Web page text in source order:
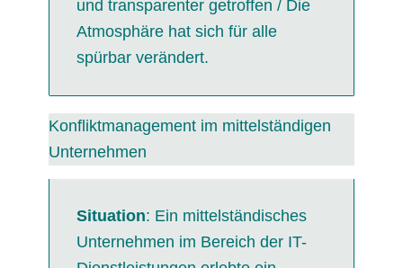
und transparenter getroffen / Die
Atmosphäre hat sich für alle
spürbar verändert.
Konfliktmanagement im mittelständigen
Unternehmen
Situation: Ein mittelständisches
Unternehmen im Bereich der IT-